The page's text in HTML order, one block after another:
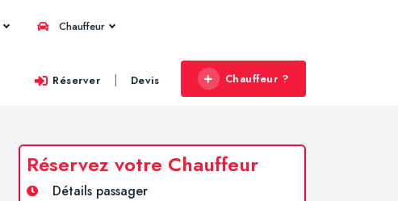
Chauffeur
Réserver | Devis Chauffeur ?
Réservez votre Chauffeur
Détails passager